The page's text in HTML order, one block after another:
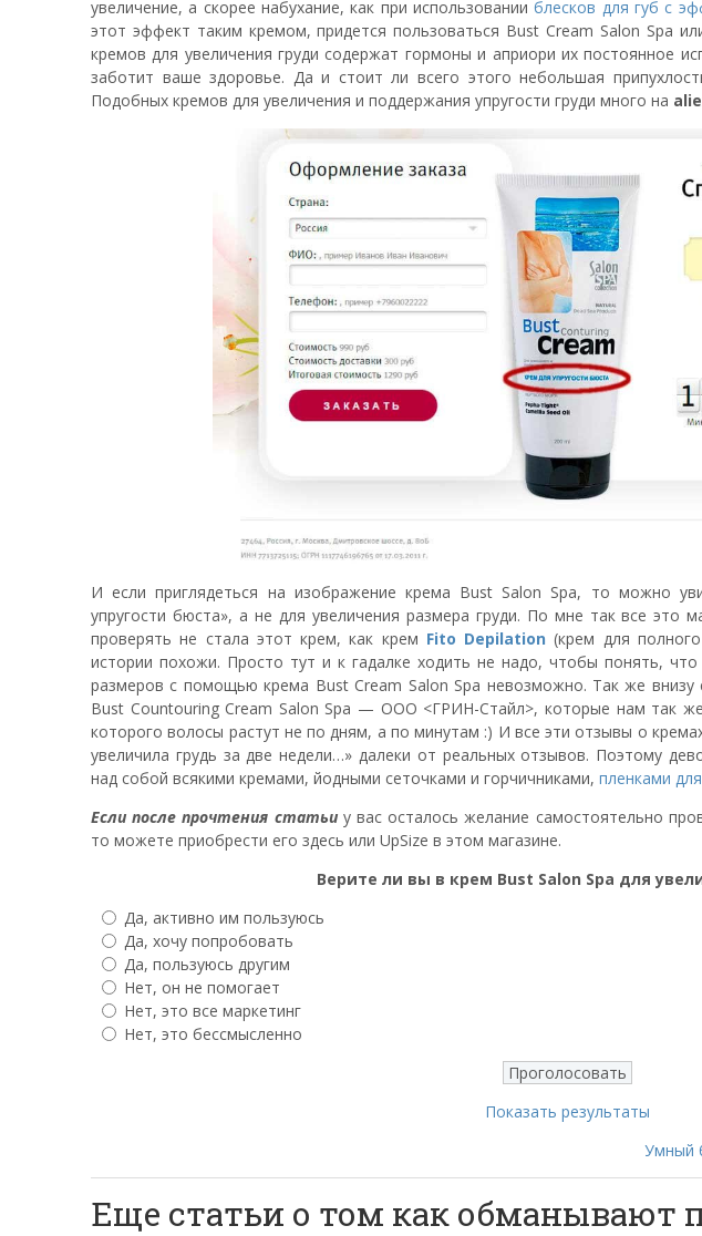
увеличение, а скорее набухание, как при использованииблесков для губ с
этот эффект таким кремом, придется пользоваться Bust Cream Salon Spa
кремов для увеличения груди содержат гормоны и априори их постоянное
заботит ваше здоровье. Да и стоит ли всего этого небольшая
Подобных кремов для увеличения и поддержания упругости груди много на
И если приглядеться на изображение крема Bust Salon Spa, то можно
упругости бюста», а не для увеличения размера груди. По мне так все это
проверять не стала этот крем, как крем Fito Depilation (крем для
истории похожи. Просто тут и к гадалке ходить не надо, чтобы понять,
размеров с помощью крема Bust Cream Salon Spa невозможно. Так же
Bust Countouring Cream Salon Spa — ООО <ГРИН-Стайл>, которые нам так
которого волосы растут не по дням, а по минутам :) И все эти отзывы о
увеличила грудь за две недели…» далеки от реальных отзывов. Поэтому
над собой всякими кремами, йодными сеточками и горчичниками, пленками
Если после прочтения статьиу вас осталось желание самостоятельно
то можете приобрести его здесь или UpSize в этом магазине.
Верите ли вы в крем Bust Salon Spа для
Да, активно им пользуюсь
Да, хочу попробовать
Да, пользуюсь другим
Нет, он не помогает
Нет, это все маркетинг
Нет, это бессмысленно
Показать результаты
Умный
Еще статьи о том как обманывают